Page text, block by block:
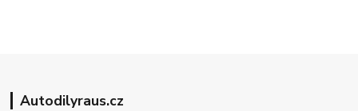
Autodilyraus.cz